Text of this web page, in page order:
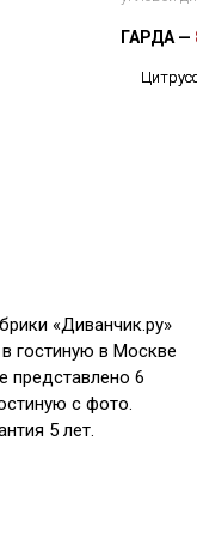
ГАРДА
«Диванчик.ру»
гостиную в Москве
представлено 6
с фото.
5 лет.